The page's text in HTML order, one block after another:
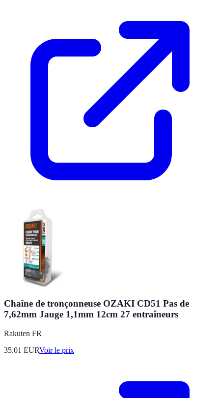
Chaîne de tronçonneuse OZAKI CD51 Pas de
7,62mm Jauge 1,1mm 12cm 27 entraîneurs
Rakuten FR
35.01 EURVoir le prix